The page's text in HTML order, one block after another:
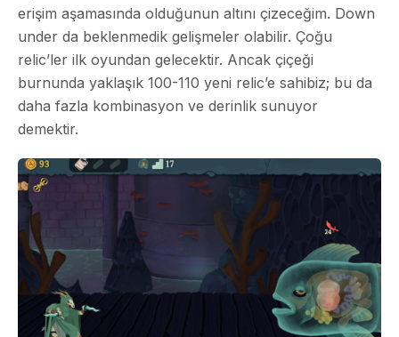
erişim aşamasında olduğunun altını çizeceğim. Down
under da beklenmedik gelişmeler olabilir. Çoğu
relic’ler ilk oyundan gelecektir. Ancak çiçeği
burnunda yaklaşık 100-110 yeni relic’e sahibiz; bu da
daha fazla kombinasyon ve derinlik sunuyor
demektir.